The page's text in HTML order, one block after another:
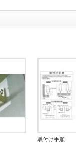
取付け手順